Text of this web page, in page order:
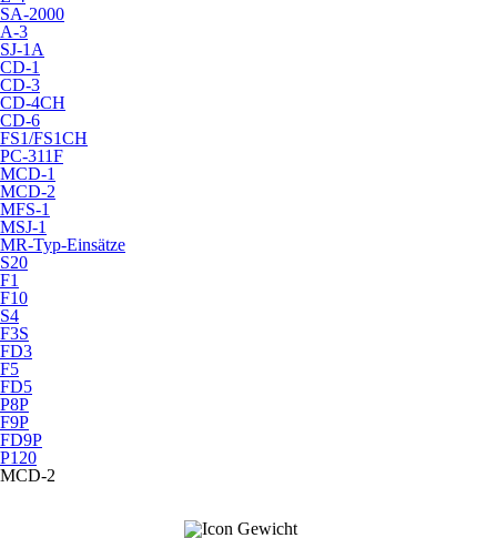
SA-2000
A-3
SJ-1A
CD-1
CD-3
CD-4CH
CD-6
FS1/FS1CH
PC-311F
MCD-1
MCD-2
MFS-1
MSJ-1
MR-Typ-Einsätze
S20
F1
F10
S4
F3S
FD3
F5
FD5
P8P
F9P
FD9P
P120
MCD-2